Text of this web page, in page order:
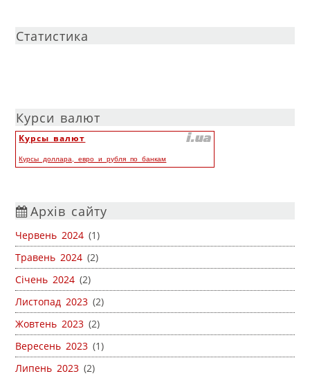
Статистика
Курси валют
Курсы валют
Курсы доллара, евро и рубля по банкам
Архів сайту
Червень 2024 (1)
Травень 2024 (2)
Січень 2024 (2)
Листопад 2023 (2)
Жовтень 2023 (2)
Вересень 2023 (1)
Липень 2023 (2)